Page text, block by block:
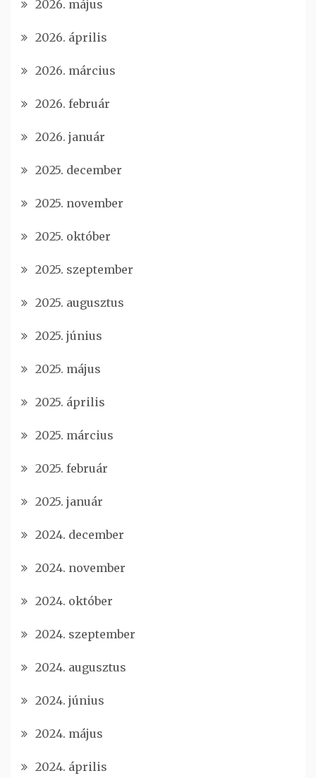
2026. május
2026. április
2026. március
2026. február
2026. január
2025. december
2025. november
2025. október
2025. szeptember
2025. augusztus
2025. június
2025. május
2025. április
2025. március
2025. február
2025. január
2024. december
2024. november
2024. október
2024. szeptember
2024. augusztus
2024. június
2024. május
2024. április